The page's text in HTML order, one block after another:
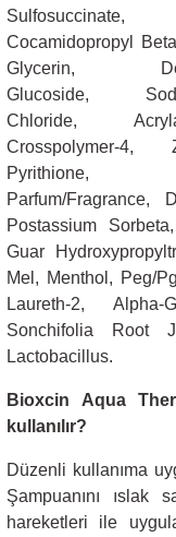
Sulfosuccinate,
Cocamidopropyl
Glycerin,
Glucoside,
Chloride,
Crosspolymer-4,
Pyrithione,
Parfum/Fragrance,
Postassium
Guar
Mel, Menthol, Peg/
Laureth-2, Alpha-
Sonchifolia Root
Lactobacillus.
Bioxcin Aqua
kullanılır?
Düzenli kullanıma
Şampuanını ıslak
hareketleri ile